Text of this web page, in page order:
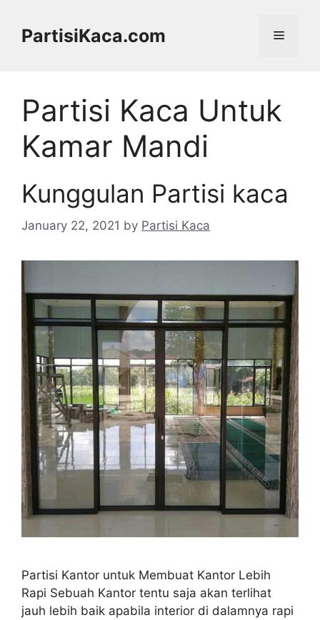
contentPartisiKaca.com Menu
Partisi Kaca Untuk
Kamar Mandi
Kunggulan Partisi kaca
January 22, 2021 by Partisi Kaca
Partisi Kantor untuk Membuat Kantor Lebih
Rapi Sebuah Kantor tentu saja akan terlihat
jauh lebih baik apabila interior di dalamnya rapi